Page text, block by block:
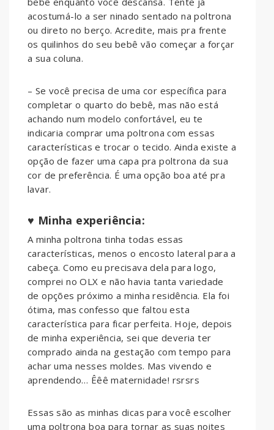
acostumá-lo a ser ninado sentado na poltrona
ou direto no berço. Acredite, mais pra frente
os quilinhos do seu bebê vão começar a forçar
a sua coluna.
– Se você precisa de uma cor específica para
completar o quarto do bebê, mas não está
achando num modelo confortável, eu te
indicaria comprar uma poltrona com essas
características e trocar o tecido. Ainda existe a
opção de fazer uma capa pra poltrona da sua
cor de preferência. É uma opção boa até pra
lavar.
♥ Minha experiência:
A minha poltrona tinha todas essas
características, menos o encosto lateral para a
cabeça. Como eu precisava dela para logo,
comprei no OLX e não havia tanta variedade
de opções próximo a minha residência. Ela foi
ótima, mas confesso que faltou esta
característica para ficar perfeita. Hoje, depois
de minha experiência, sei que deveria ter
comprado ainda na gestação com tempo para
achar uma nesses moldes. Mas vivendo e
aprendendo… Êêê maternidade! rsrsrs
Essas são as minhas dicas para você escolher
uma poltrona boa para tornar as suas noites